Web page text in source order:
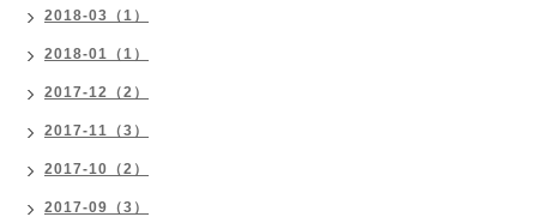
2018-03（1）
2018-01（1）
2017-12（2）
2017-11（3）
2017-10（2）
2017-09（3）